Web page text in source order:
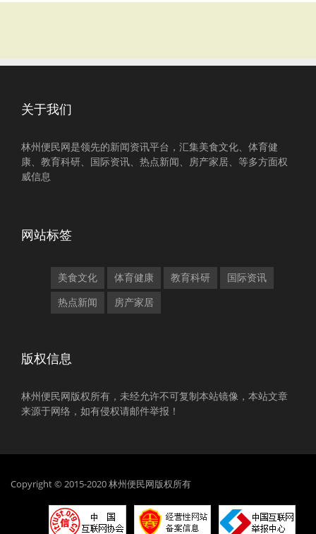
关于我们
林州便民网是领先的新闻资讯平台，汇集美食文化、体育健
康、教育科研、国际资讯、热点新闻、房产家居、等多方面权
威信息
网站标签
美食文化 体育健康 教育科研 国际资讯
热点新闻 房产家居
版权信息
林州便民网版权所有，未经允许不可复制本站镜像，本站文章
来源于网络，如有侵权请邮件举报！
Copyright © 2015-2020 林州便民网版权所有